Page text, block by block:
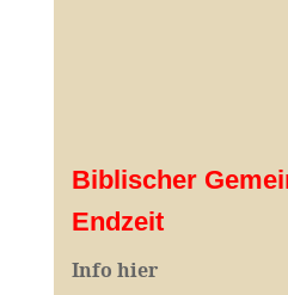
Biblischer
Endzeit
Info hier